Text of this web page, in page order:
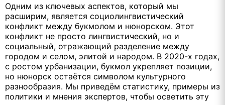
Одним из ключевых аспектов, который мы
расширим, является социолингвистический
конфликт между букмолом и нюнорском. Этот
конфликт не просто лингвистический, но и
социальный, отражающий разделение между
городом и селом, элитой и народом. В 2020-х годах,
с ростом урбанизации, букмол укрепляет позиции,
но нюнорск остаётся символом культурного
разнообразия. Мы приведём статистику, примеры из
политики и мнения экспертов, чтобы осветить эту